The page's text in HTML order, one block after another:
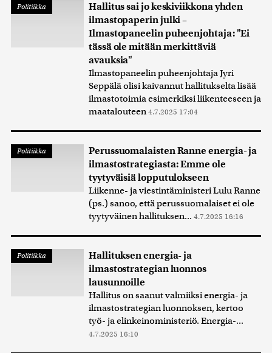
Politiikka
Hallitus sai jo keskiviikkona yhden
ilmastopaperin julki –
Ilmastopaneelin puheenjohtaja: "Ei
tässä ole mitään merkittäviä
avauksia"
Ilmastopaneelin puheenjohtaja Jyri
Seppälä olisi kaivannut hallitukselta lisää
ilmastotoimia esimerkiksi liikenteeseen ja
maatalouteen 4.7.2025 17:04
Politiikka
Perussuomalaisten Ranne energia- ja
ilmastostrategiasta: Emme ole
tyytyväisiä lopputulokseen
Liikenne- ja viestintäministeri Lulu Ranne
(ps.) sanoo, että perussuomalaiset ei ole
tyytyväinen hallituksen... 4.7.2025 16:16
Politiikka
Hallituksen energia- ja
ilmastostrategian luonnos
lausunnoille
Hallitus on saanut valmiiksi energia- ja
ilmastostrategian luonnoksen, kertoo
työ- ja elinkeinoministeriö. Energia-...
4.7.2025 16:10